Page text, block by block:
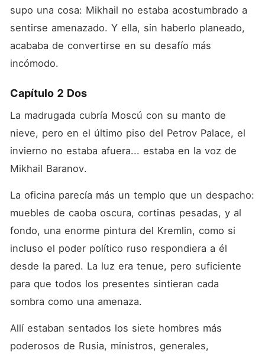
supo una cosa: Mikhail no estaba acostumbrado a
sentirse amenazado. Y ella, sin haberlo planeado,
acababa de convertirse en su desafío más
incómodo.
Capítulo 2 Dos
La madrugada cubría Moscú con su manto de
nieve, pero en el último piso del Petrov Palace, el
invierno no estaba afuera... estaba en la voz de
Mikhail Baranov.
La oficina parecía más un templo que un despacho:
muebles de caoba oscura, cortinas pesadas, y al
fondo, una enorme pintura del Kremlin, como si
incluso el poder político ruso respondiera a él
desde la pared. La luz era tenue, pero suficiente
para que todos los presentes sintieran cada
sombra como una amenaza.
Allí estaban sentados los siete hombres más
poderosos de Rusia, ministros, generales,